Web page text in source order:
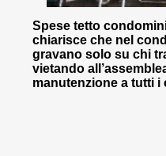
Spese tetto
chiarisce che nel
gravano solo su chi
vietando
manutenzione a tutti i